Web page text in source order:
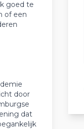
goed te
of een
door
dat